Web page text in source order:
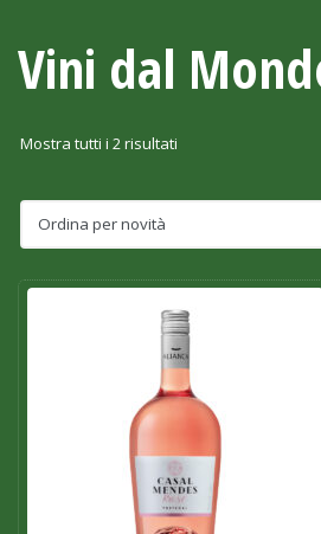
Vini dal
Mostra tutti i 2 risultati